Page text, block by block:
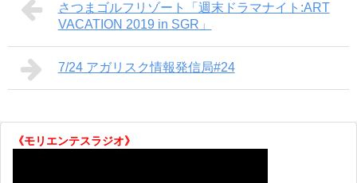
さつまゴルフリゾート「週末ドラマナイト:ART
VACATION 2019 in SGR」
7/24 アガリスク情報発信局#24
《モリエンテスラジオ》